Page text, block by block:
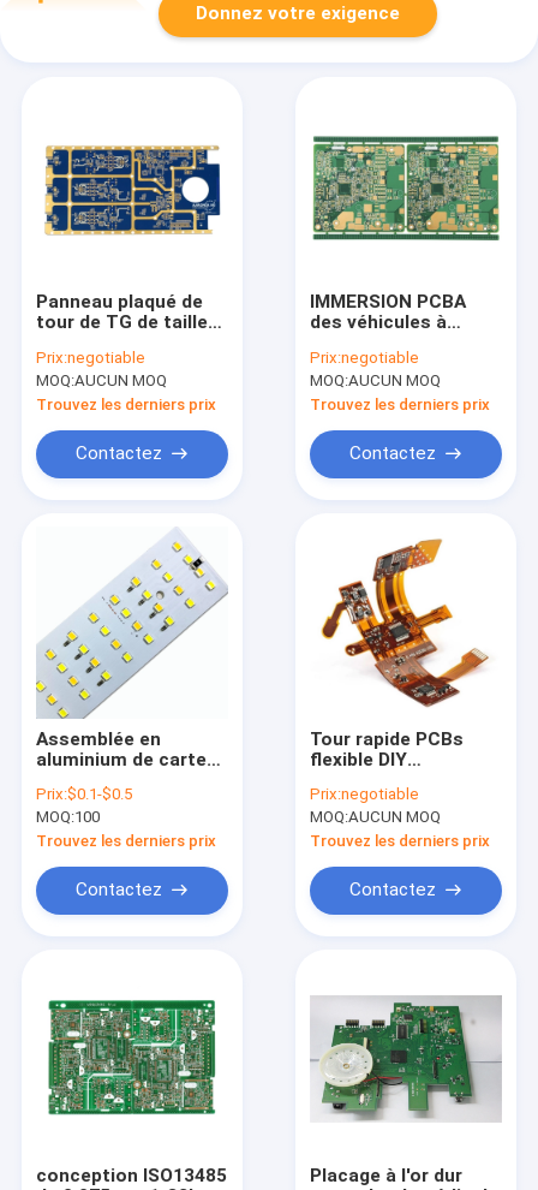
Maison
Produits
Donnez votre exigence
Panneau plaqué de
tour de TG de taille
prototypes
d'immersion d'en
cuivre rapide de l'or
Prix:negotiable
MOQ:AUCUN MOQ
Trouvez les derniers prix
Contactez
IMMERSION PCBA
des véhicules à
rigide de SMT
fabrication de carte
PCB de 10 couches
Prix:negotiable
MOQ:AUCUN MOQ
Trouvez les derniers prix
Contactez
Assemblée en
aluminium de carte
SMT 2mm avec Cree
Led Light
Prix:$0.1-$0.5
MOQ:100
Trouvez les derniers prix
Contactez
Tour rapide PCBs
flexible DIY
TG d'IATF TS16949
Prix:negotiable
MOQ:AUCUN MOQ
Trouvez les derniers prix
Contactez
conception ISO13485
Placage à l'or dur